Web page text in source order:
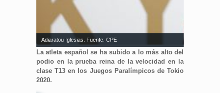
Adiaratou Iglesias. Fuente: CPE
La atleta español se ha subido a lo más alto del
podio en la prueba reina de la velocidad en la
clase T13 en los Juegos Paralímpicos de Tokio
2020.